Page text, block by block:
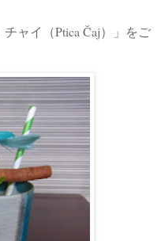
チャイ（Ptica Čaj）」をご